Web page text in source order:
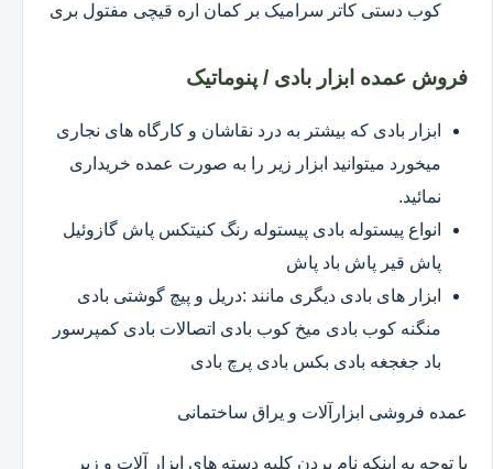
کوب دستی کاتر سرامیک بر کمان اره قیچی مفتول بری
فروش عمده ابزار بادی / پنوماتیک
ابزار بادی که بیشتر به درد نقاشان و کارگاه های نجاری
میخورد میتوانید ابزار زیر را به صورت عمده خریداری
نمائید.
انواع پیستوله بادی پیستوله رنگ کنیتکس پاش گازوئیل
پاش قیر پاش باد پاش
ابزار های بادی دیگری مانند :دریل و پیچ گوشتی بادی
منگنه کوب بادی میخ کوب بادی اتصالات بادی کمپرسور
باد جغجغه بادی بکس بادی پرچ بادی
عمده فروشی ابزارآلات و یراق ساختمانی
با توجه به اینکه نام بردن کلیه دسته های ابزار آلات و زیر